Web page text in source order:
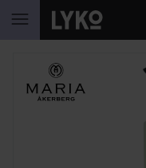
HOPPA TILL